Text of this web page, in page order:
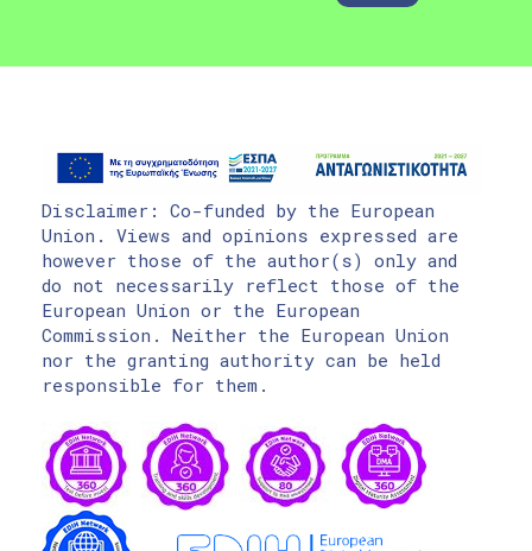
Disclaimer: Co-funded by the European
Union. Views and opinions expressed are
however those of the author(s) only and
do not necessarily reflect those of the
European Union or the European
Commission. Neither the European Union
nor the granting authority can be held
responsible for them.